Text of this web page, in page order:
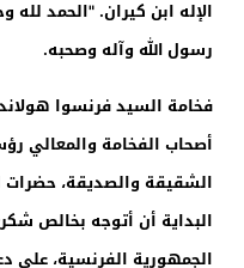
الإله ابن كيران. "الحمد لله
رسول الله وآله وصحبه.
فخامة السيد فرنسوا
أصحاب الفخامة والمعالي
الشقيقة والصديقة،
البداية أن أتوجه بخالص
الجمهورية الفرنسية، على